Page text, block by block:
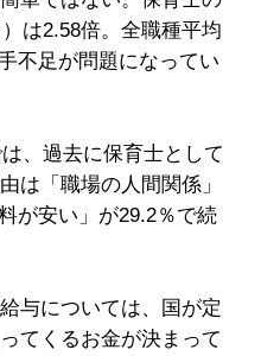
は2.58倍。全職種平均
不足が問題になってい
、過去に保育士として
は「職場の人間関係」
が安い」が29.2％で続
与については、国が定
てくるお金が決まって